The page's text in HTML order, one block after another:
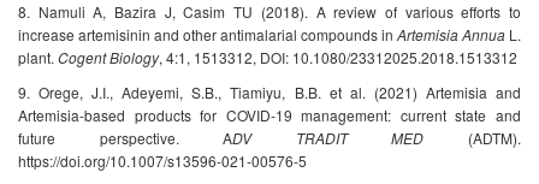
8. Namuli A, Bazira J, Casim TU (2018). A review of various efforts to
increase artemisinin and other antimalarial compounds in Artemisia Annua L.
plant. Cogent Biology, 4:1, 1513312, DOI: 10.1080/23312025.2018.1513312
9. Orege, J.I., Adeyemi, S.B., Tiamiyu, B.B. et al. (2021) Artemisia and
Artemisia-based products for COVID-19 management: current state and
future perspective. ADV TRADIT MED (ADTM).
https://doi.org/10.1007/s13596-021-00576-5